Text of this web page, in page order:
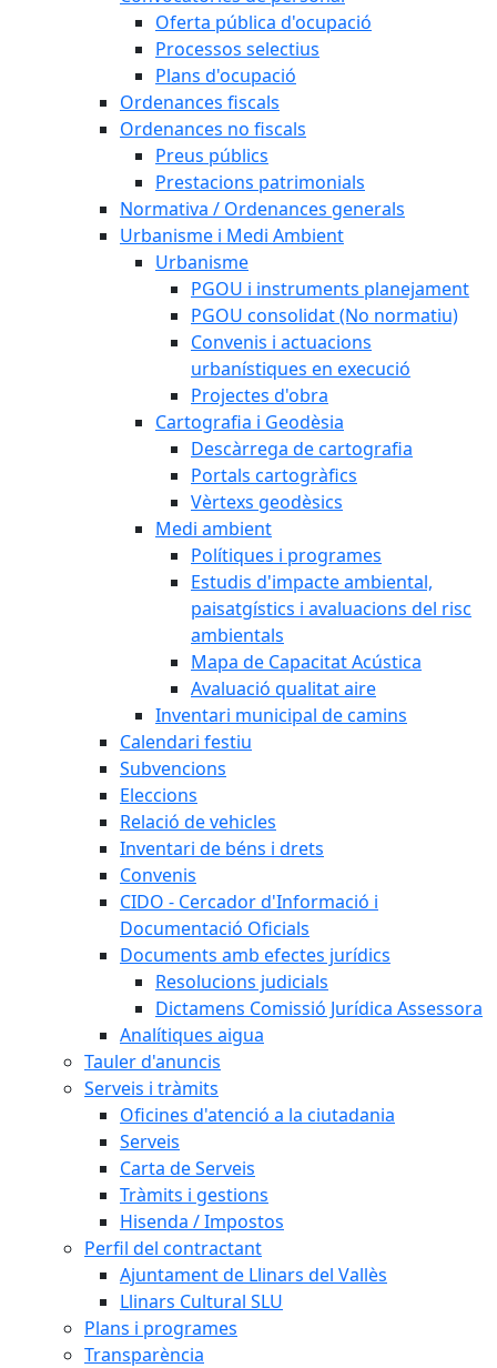
Oferta pública d'ocupació
Processos selectius
Plans d'ocupació
Ordenances fiscals
Ordenances no fiscals
Preus públics
Prestacions patrimonials
Normativa / Ordenances generals
Urbanisme i Medi Ambient
Urbanisme
PGOU i instruments planejament
PGOU consolidat (No normatiu)
Convenis i actuacions
urbanístiques en execució
Projectes d'obra
Cartografia i Geodèsia
Descàrrega de cartografia
Portals cartogràfics
Vèrtexs geodèsics
Medi ambient
Polítiques i programes
Estudis d'impacte ambiental,
paisatgístics i avaluacions del risc
ambientals
Mapa de Capacitat Acústica
Avaluació qualitat aire
Inventari municipal de camins
Calendari festiu
Subvencions
Eleccions
Relació de vehicles
Inventari de béns i drets
Convenis
CIDO - Cercador d'Informació i
Documentació Oficials
Documents amb efectes jurídics
Resolucions judicials
Dictamens Comissió Jurídica Assessora
Analítiques aigua
Tauler d'anuncis
Serveis i tràmits
Oficines d'atenció a la ciutadania
Serveis
Carta de Serveis
Tràmits i gestions
Hisenda / Impostos
Perfil del contractant
Ajuntament de Llinars del Vallès
Llinars Cultural SLU
Plans i programes
Transparència